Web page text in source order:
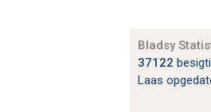
Bladsy
37122
Laas